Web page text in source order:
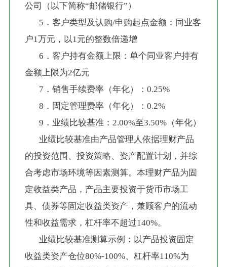
公司（以下简称“邮储银行”）
户1万元，以1元的整数倍递增
金额上限为2亿元
       7．销售手续费率（年化）：0.25%
       8．固定管理费率（年化）：0.2%
       9．业绩比较基准：2.00%至3.50%（年化）
的投资范围、投资策略、资产配置计划，并综
合考虑市场环境等因素测算。本理财产品为固
定收益类产品，产品主要投资于货币市场工
具、债券等固定收益类资产，兼顾客户的流动
性和收益需求，杠杆率不超过140%。
收益类资产仓位80%-100%、杠杆率110%为